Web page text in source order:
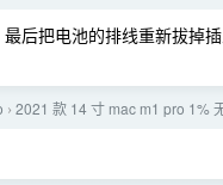
后把电池的排线重新拔掉
› 2021 款 14 寸 mac m1 pro 1%